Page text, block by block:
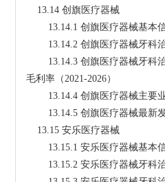
    13.14 创旗医疗器械
13.14.1 创旗医疗器械基本
13.14.2 创旗医疗器械
毛利率（2021-2026）
13.14.4 创旗医疗器械主
13.14.5 创旗医疗器械最
    13.15 安乐医疗器械
13.15.1 安乐医疗器械基本
13.15.2 安乐医疗器械